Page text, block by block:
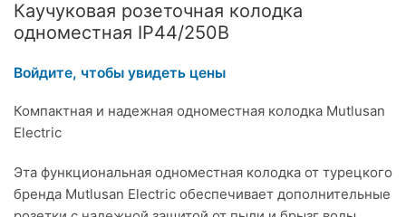
Каучуковая розеточная колодка
одноместная IP44/250B
Войдите, чтобы увидеть цены
Компактная и надежная одноместная колодка Mutlusan
Electric
Эта функциональная одноместная колодка от турецкого
бренда Mutlusan Electric обеспечивает дополнительные